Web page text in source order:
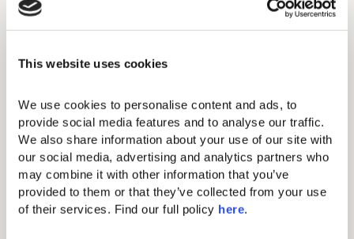
This website uses cookies
We use cookies to personalise content and ads, to
provide social media features and to analyse our traffic.
We also share information about your use of our site with
our social media, advertising and analytics partners who
may combine it with other information that you’ve
provided to them or that they’ve collected from your use
of their services. Find our full policy here.
D'HÉBERGEMENT
CARACTÉRISTIQUES
Aménagements standard
Climatisation individuelle
Minibar (payant)
Sèche-cheveux